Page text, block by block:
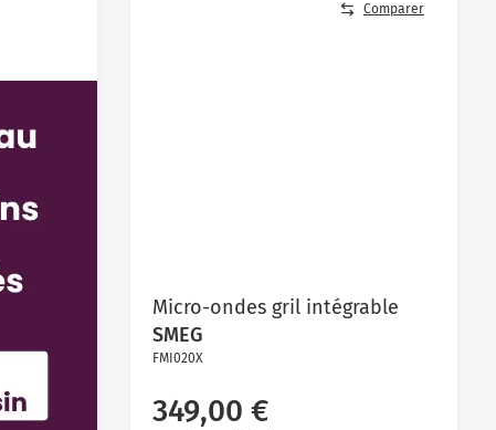
Comparer
Micro-ondes gril intégrable
SMEG
FMI020X
349,00 €